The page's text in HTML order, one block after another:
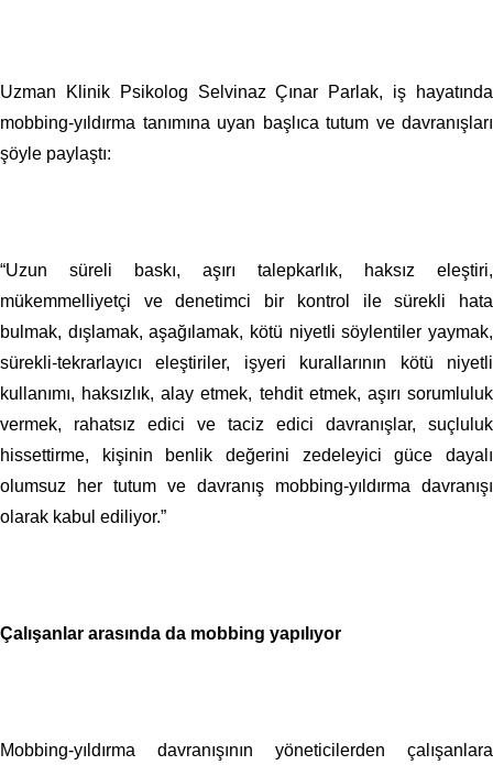
Uzman Klinik Psikolog Selvinaz Çınar Parlak, iş hayatında
mobbing-yıldırma tanımına uyan başlıca tutum ve davranışları
şöyle paylaştı:
“Uzun süreli baskı, aşırı talepkarlık, haksız eleştiri,
mükemmelliyetçi ve denetimci bir kontrol ile sürekli hata
bulmak, dışlamak, aşağılamak, kötü niyetli söylentiler yaymak,
sürekli-tekrarlayıcı eleştiriler, işyeri kurallarının kötü niyetli
kullanımı, haksızlık, alay etmek, tehdit etmek, aşırı sorumluluk
vermek, rahatsız edici ve taciz edici davranışlar, suçluluk
hissettirme, kişinin benlik değerini zedeleyici güce dayalı
olumsuz her tutum ve davranış mobbing-yıldırma davranışı
olarak kabul ediliyor.”
Çalışanlar arasında da mobbing yapılıyor
Mobbing-yıldırma davranışının yöneticilerden çalışanlara